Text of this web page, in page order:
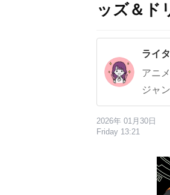
ッズ＆ド
ライ
アニ
ジャ
2026年 01月30日
Friday 13:21